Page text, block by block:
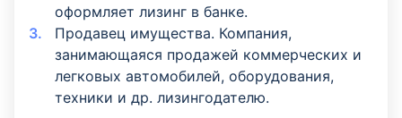
оформляет лизинг в банке.
Продавец имущества. Компания,
занимающаяся продажей коммерческих и
легковых автомобилей, оборудования,
техники и др. лизингодателю.